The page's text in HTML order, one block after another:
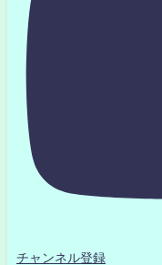
チャンネル登録